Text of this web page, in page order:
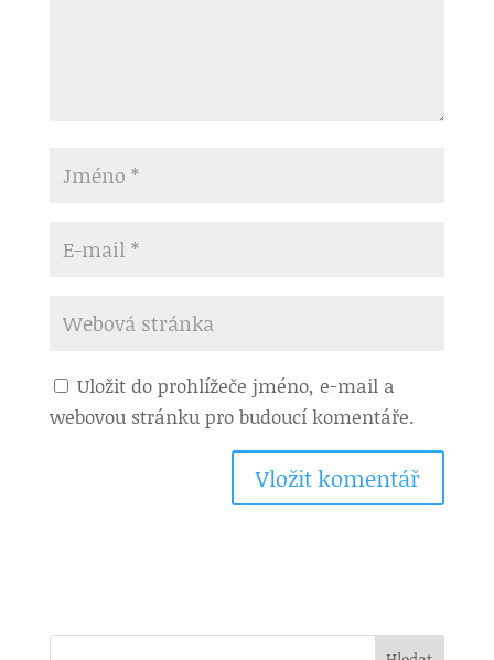
Uložit do prohlížeče jméno, e-mail a
webovou stránku pro budoucí komentáře.